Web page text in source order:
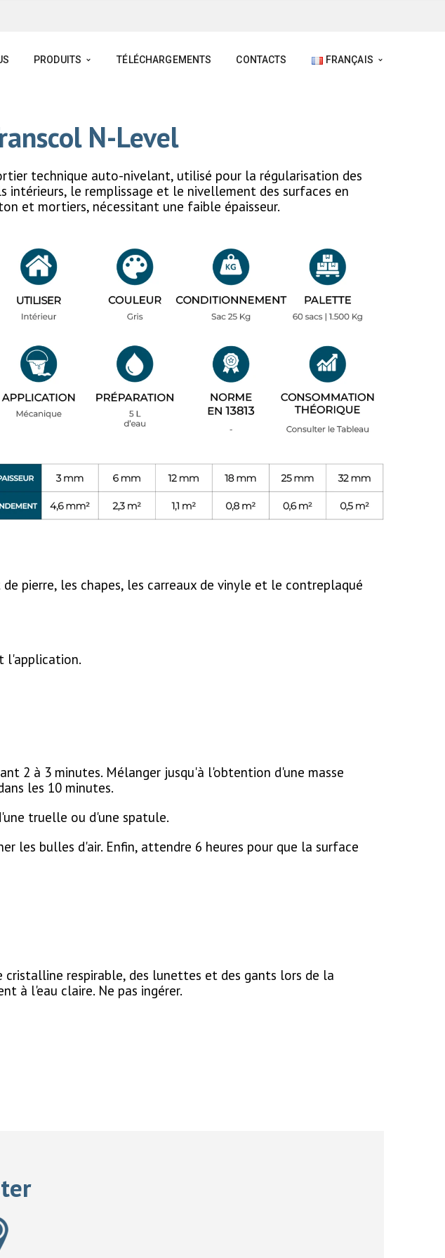
PRODUITS TÉLÉCHARGEMENTS CONTACTS FRANÇAIS
N-Level
technique auto-nivelant, utilisé pour la régularisation des
intérieurs, le remplissage et le nivellement des surfaces en
et mortiers, nécessitant une faible épaisseur.
pierre, les chapes, les carreaux de vinyle et le contreplaqué
l'application.
2 à 3 minutes. Mélanger jusqu'à l'obtention d'une masse
les 10 minutes.
truelle ou d'une spatule.
les bulles d'air. Enfin, attendre 6 heures pour que la surface
respirable, des lunettes et des gants lors de la
à l'eau claire. Ne pas ingérer.